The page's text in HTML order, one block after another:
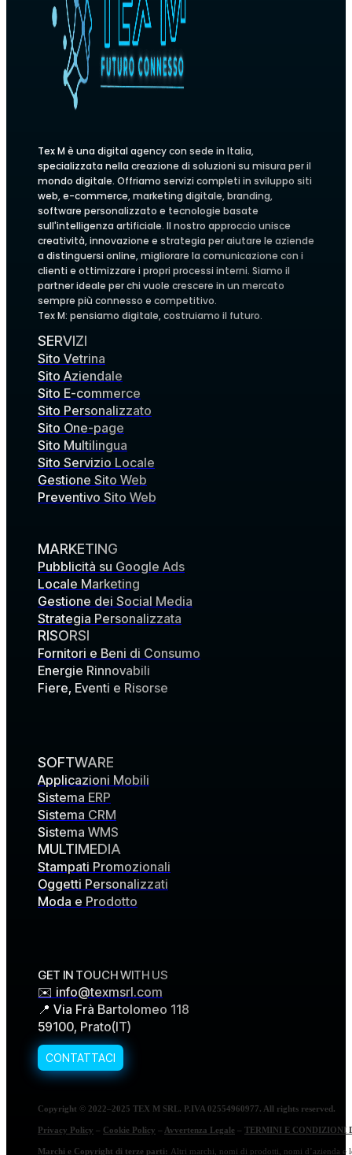
Tex M è una digital agency con sede in Italia,
specializzata nella creazione di soluzioni su misura per il
mondo digitale. Offriamo servizi completi in sviluppo siti
web, e-commerce, marketing digitale, branding,
software personalizzato e tecnologie basate
sull'intelligenza artificiale. Il nostro approccio unisce
creatività, innovazione e strategia per aiutare le aziende
a distinguersi online, migliorare la comunicazione con i
clienti e ottimizzare i propri processi interni. Siamo il
partner ideale per chi vuole crescere in un mercato
sempre più connesso e competitivo.
Tex M: pensiamo digitale, costruiamo il futuro.
SERVIZI
Sito Vetrina
Sito Aziendale
Sito E-commerce
Sito Personalizzato
Sito One-page
Sito Multilingua
Sito Servizio Locale
Gestione Sito Web
Preventivo Sito Web
MARKETING
Pubblicità su Google Ads
Locale Marketing
Gestione dei Social Media
Strategia Personalizzata
RISORSI
Fornitori e Beni di Consumo
Energie Rinnovabili
Fiere, Eventi e Risorse
SOFTWARE
Applicazioni Mobili
Sistema ERP
Sistema CRM
Sistema WMS
MULTIMEDIA
Stampati Promozionali
Oggetti Personalizzati
Moda e Prodotto
GET IN TOUCH WITH US
✉️ info@texmsrl.com
📍 Via Frà Bartolomeo 118
59100, Prato(IT)
Copyright © 2022–2025 TEX M SRL. P.IVA 02554960977. All rights reserved.
Privacy Policy – Cookie Policy – Avvertenza Legale – TERMINI E CONDIZIONI
Marchi e Copyright di terze parti: Altri marchi, nomi di prodotti, nomi d’azienda e